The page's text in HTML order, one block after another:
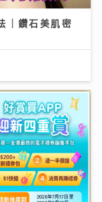
｜鑽石美肌密